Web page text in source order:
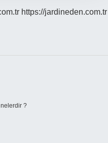
https://jardineden.com.tr
?